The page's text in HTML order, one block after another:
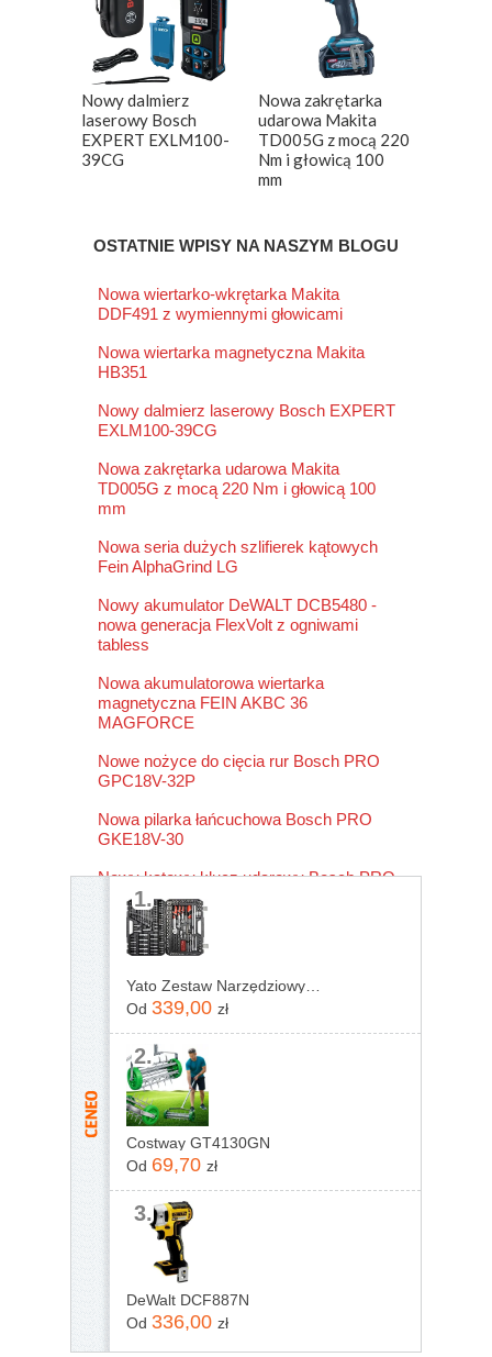
Nowy dalmierz
laserowy Bosch
EXPERT EXLM100-
39CG
Nowa zakrętarka
udarowa Makita
TD005G z mocą 220
Nm i głowicą 100
mm
1.
Od 339,00 zł
2.
Costway GT4130GN
Od 69,70 zł
3.
DeWalt DCF887N
Od 336,00 zł
OSTATNIE WPISY NA NASZYM BLOGU
Nowa wiertarko-wkrętarka Makita
DDF491 z wymiennymi głowicami
Nowa wiertarka magnetyczna Makita
HB351
Nowy dalmierz laserowy Bosch EXPERT
EXLM100-39CG
Nowa zakrętarka udarowa Makita
TD005G z mocą 220 Nm i głowicą 100
mm
Nowa seria dużych szlifierek kątowych
Fein AlphaGrind LG
Nowy akumulator DeWALT DCB5480 -
nowa generacja FlexVolt z ogniwami
tabless
Nowa akumulatorowa wiertarka
magnetyczna FEIN AKBC 36
MAGFORCE
Nowe nożyce do cięcia rur Bosch PRO
GPC18V-32P
Nowa pilarka łańcuchowa Bosch PRO
GKE18V-30
Nowy kątowy klucz udarowy Bosch PRO
GRS18V-330